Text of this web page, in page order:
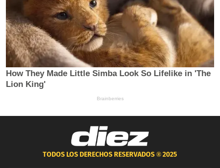
TODOS LOS DERECHOS RESERVADOS ®2025